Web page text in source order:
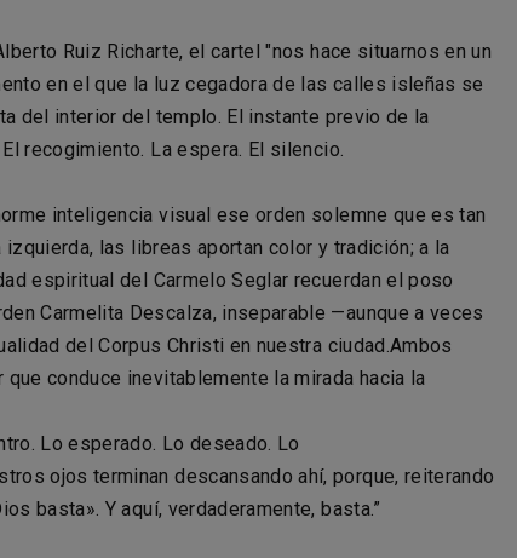
Ruiz Richarte, el cartel "nos hace situarnos en un
en el que la luz cegadora de las calles isleñas se
del interior del templo. El instante previo de la
recogimiento. La espera. El silencio.
inteligencia visual ese orden solemne que es tan
las libreas aportan color y tradición; a la
espiritual del Carmelo Seglar recuerdan el poso
Carmelita Descalza, inseparable —aunque a veces
del Corpus Christi en nuestra ciudad.Ambos
conduce inevitablemente la mirada hacia la
Lo esperado. Lo deseado. Lo
ojos terminan descansando ahí, porque, reiterando
basta». Y aquí, verdaderamente, basta.”